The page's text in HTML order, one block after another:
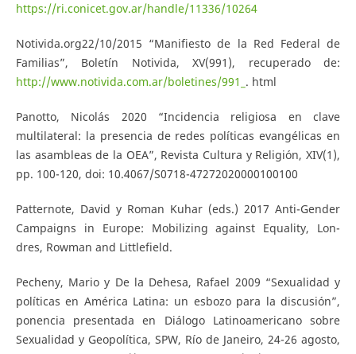
https://ri.conicet.gov.ar/handle/11336/10264
Notivida.org22/10/2015 “Manifiesto de la Red Federal de
Familias”, Boletín Notivida, XV(991), recuperado de:
http://www.notivida.com.ar/boletines/991_ . html
Panotto, Nicolás 2020 “Incidencia religiosa en clave
multilateral: la presencia de redes políticas evangélicas en
las asambleas de la OEA”, Revista Cultura y Religión, XIV(1),
pp. 100-120, doi: 10.4067/S0718-47272020000100100
Patternote, David y Roman Kuhar (eds.) 2017 Anti-Gender
Campaigns in Europe: Mobilizing against Equality, Lon-
dres, Rowman and Littlefield.
Pecheny, Mario y De la Dehesa, Rafael 2009 “Sexualidad y
políticas en América Latina: un esbozo para la discusión”,
ponencia presentada en Diálogo Latinoamericano sobre
Sexualidad y Geopolítica, SPW, Río de Janeiro, 24-26 agosto,